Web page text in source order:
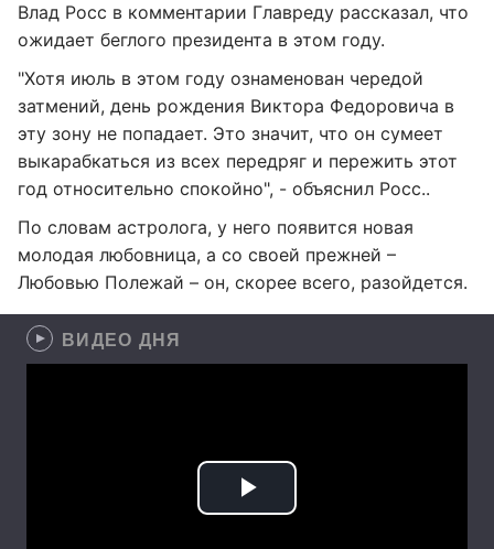
Влад Росс в комментарии Главреду рассказал, что
ожидает беглого президента в этом году.
"Хотя июль в этом году ознаменован чередой
затмений, день рождения Виктора Федоровича в
эту зону не попадает. Это значит, что он сумеет
выкарабкаться из всех передряг и пережить этот
год относительно спокойно", - объяснил Росс..
По словам астролога, у него появится новая
молодая любовница, а со своей прежней –
Любовью Полежай – он, скорее всего, разойдется.
ВИДЕО ДНЯ